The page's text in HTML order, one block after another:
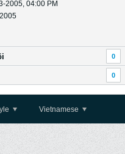
2005, 04:00 PM
0
0
Vietnamese